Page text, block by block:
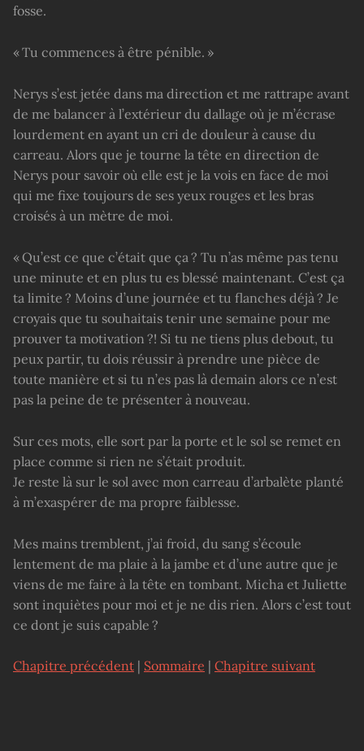
fosse.
« Tu commences à être pénible. »
Nerys s’est jetée dans ma direction et me rattrape avant
de me balancer à l’extérieur du dallage où je m’écrase
lourdement en ayant un cri de douleur à cause du
carreau. Alors que je tourne la tête en direction de
Nerys pour savoir où elle est je la vois en face de moi
qui me fixe toujours de ses yeux rouges et les bras
croisés à un mètre de moi.
« Qu’est ce que c’était que ça ? Tu n’as même pas tenu
une minute et en plus tu es blessé maintenant. C’est ça
ta limite ? Moins d’une journée et tu flanches déjà ? Je
croyais que tu souhaitais tenir une semaine pour me
prouver ta motivation ?! Si tu ne tiens plus debout, tu
peux partir, tu dois réussir à prendre une pièce de
toute manière et si tu n’es pas là demain alors ce n’est
pas la peine de te présenter à nouveau.
Sur ces mots, elle sort par la porte et le sol se remet en
place comme si rien ne s’était produit.
Je reste là sur le sol avec mon carreau d’arbalète planté
à m’exaspérer de ma propre faiblesse.
Mes mains tremblent, j’ai froid, du sang s’écoule
lentement de ma plaie à la jambe et d’une autre que je
viens de me faire à la tête en tombant. Micha et Juliette
sont inquiètes pour moi et je ne dis rien. Alors c’est tout
ce dont je suis capable ?
Chapitre précédent | Sommaire | Chapitre suivant